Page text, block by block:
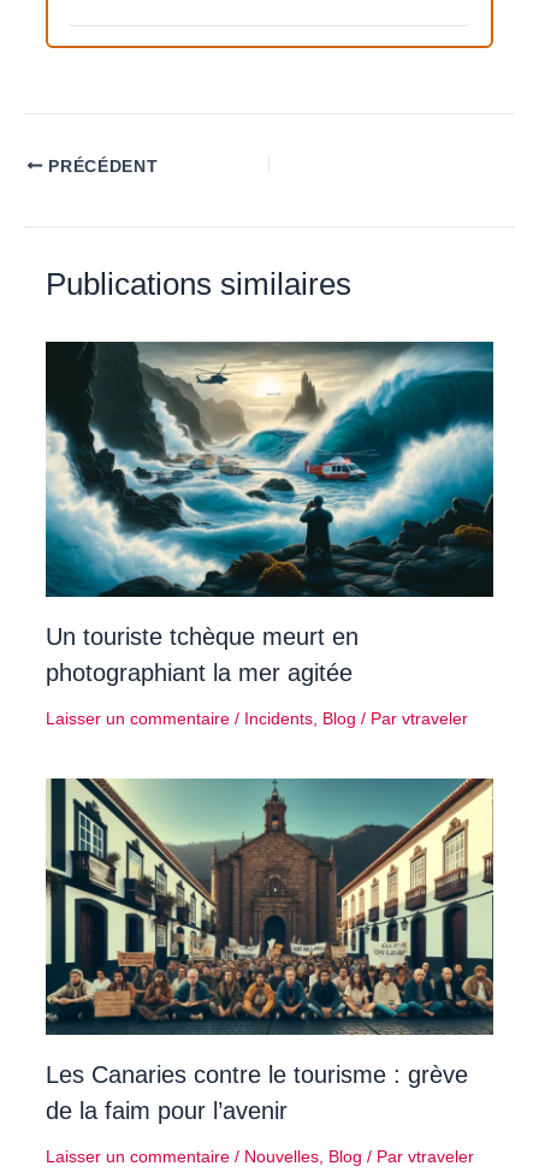
PRÉCÉDENT
Publications similaires
Un touriste tchèque meurt en
photographiant la mer agitée
Laisser un commentaire / Incidents, Blog / Par vtraveler
Les Canaries contre le tourisme : grève
de la faim pour l’avenir
Laisser un commentaire / Nouvelles Blog / Par vtraveler